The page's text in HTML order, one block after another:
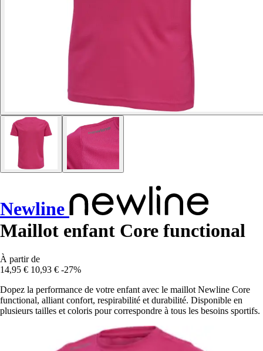
Newline
Maillot enfant Core functional
À partir de
14,95 € 10,93 € -27%
Dopez la performance de votre enfant avec le maillot Newline Core
functional, alliant confort, respirabilité et durabilité. Disponible en
plusieurs tailles et coloris pour correspondre à tous les besoins sportifs.